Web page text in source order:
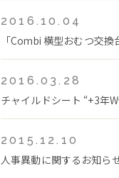
2016.10.04
「Combi 横型おむつ交
2016.03.28
チャイルドシート “+3年
2015.12.10
人事異動に関するお知ら